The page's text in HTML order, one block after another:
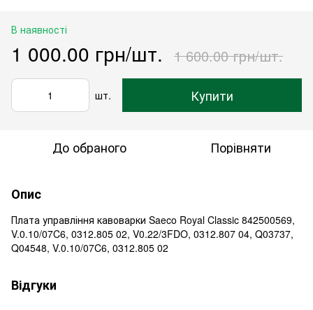
В наявності
1 000.00 грн/шт. 1 600.00 грн/шт.
шт. Купити
До обраного Порівняти
Опис
Плата управління кавоварки Saeco Royal Classic 842500569,
V.0.10/07C6, 0312.805 02, V0.22/3FDO, 0312.807 04, Q03737,
Q04548, V.0.10/07C6, 0312.805 02
Відгуки